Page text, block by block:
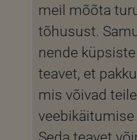
meil mõõta
tõhusust.
nende
teavet, et
mis võivad